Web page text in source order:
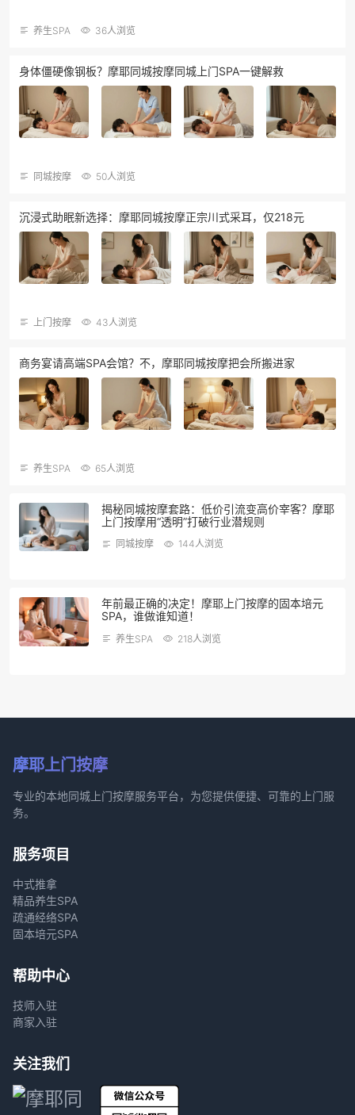
养生SPA 36人浏览
身体僵硬像钢板？摩耶同城按摩同城上门SPA一键解救
同城按摩 50人浏览
沉浸式助眠新选择：摩耶同城按摩正宗川式采耳，仅218元
上门按摩 43人浏览
商务宴请高端SPA会馆？不，摩耶同城按摩把会所搬进家
养生SPA 65人浏览
揭秘同城按摩套路：低价引流变高价宰客？摩耶
上门按摩用“透明”打破行业潜规则
同城按摩 144人浏览
年前最正确的决定！摩耶上门按摩的固本培元
SPA，谁做谁知道！
养生SPA 218人浏览
摩耶上门按摩
专业的本地同城上门按摩服务平台，为您提供便捷、可靠的上门服
务。
服务项目
中式推拿
精品养生SPA
疏通经络SPA
固本培元SPA
帮助中心
技师入驻
商家入驻
关注我们